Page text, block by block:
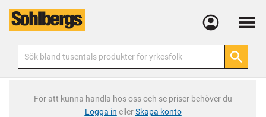
Meny
För att kunna handla hos oss och se priser behöver du
Logga in ellerSkapa konto